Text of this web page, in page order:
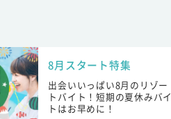
8月スタート特集
出会いいっぱい8月のリゾー
トバイト！短期の夏休みバイ
トはお早めに！